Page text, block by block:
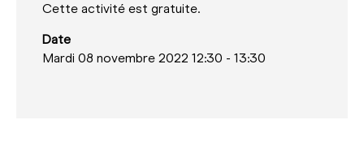
Cette activité est gratuite.
Date
Mardi 08 novembre 2022 12:30 - 13:30